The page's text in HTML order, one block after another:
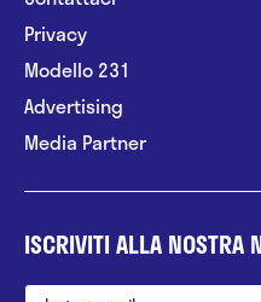
Privacy
Modello 231
Advertising
Media Partner
ISCRIVITI ALLA NOSTRA